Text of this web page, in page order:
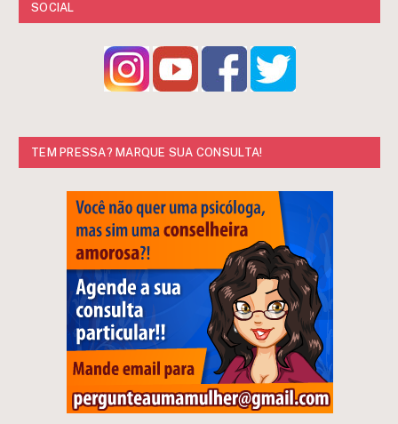
SOCIAL
TEM PRESSA? MARQUE SUA CONSULTA!